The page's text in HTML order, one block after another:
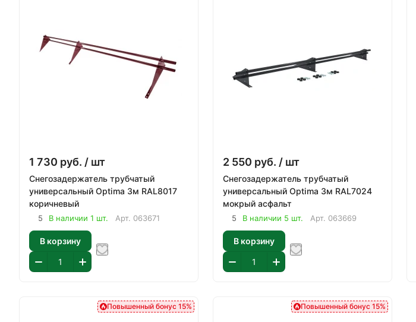
1 730 руб. / шт
Снегозадержатель трубчатый
универсальный Optima 3м RAL8017
коричневый
5 В наличии 1 шт. Арт. 063671
В корзину
2 550 руб. / шт
Снегозадержатель трубчатый
универсальный Optima 3м RAL7024
мокрый асфальт
5 В наличии 5 шт. Арт. 063669
В корзину
Повышенный бонус 15% Повышенный бонус 15%